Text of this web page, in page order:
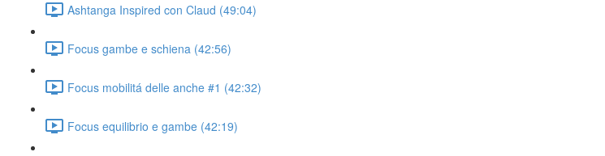
Ashtanga Inspired con Claud (49:04)
Focus gambe e schiena (42:56)
Focus mobilitá delle anche #1 (42:32)
Focus equilibrio e gambe (42:19)